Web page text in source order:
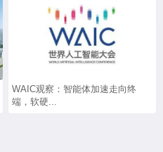
WAIC观察：智能体加速走向终
端，软硬...